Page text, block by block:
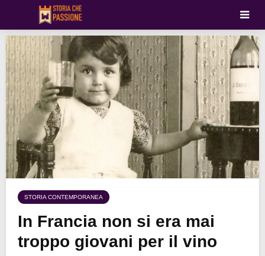
STORIA CONTEMPORANEA
In Francia non si era mai
troppo giovani per il vino